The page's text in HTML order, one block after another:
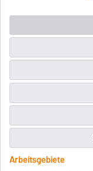
Arbeitsgebiete